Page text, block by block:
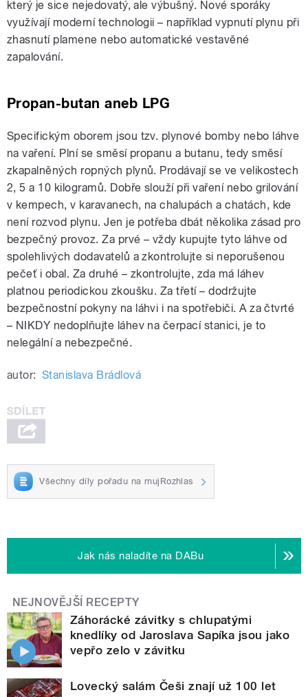
který je sice nejedovatý, ale výbušný. Nové sporáky
využívají moderní technologii – například vypnutí plynu při
zhasnutí plamene nebo automatické vestavěné
zapalování.
Propan-butan aneb LPG
Specifickým oborem jsou tzv. plynové bomby nebo láhve
na vaření. Plní se směsí propanu a butanu, tedy směsí
zkapalněných ropných plynů. Prodávají se ve velikostech
2, 5 a 10 kilogramů. Dobře slouží při vaření nebo grilování
v kempech, v karavanech, na chalupách a chatách, kde
není rozvod plynu. Jen je potřeba dbát několika zásad pro
bezpečný provoz. Za prvé – vždy kupujte tyto láhve od
spolehlivých dodavatelů a zkontrolujte si neporušenou
pečeť i obal. Za druhé – zkontrolujte, zda má láhev
platnou periodickou zkoušku. Za třetí – dodržujte
bezpečnostní pokyny na láhvi i na spotřebiči. A za čtvrté
– NIKDY nedoplňujte láhev na čerpací stanici, je to
nelegální a nebezpečné.
autor: Stanislava Brádlová
Všechny díly pořadu na mujRozhlas
Jak nás naladíte na DABu
NEJNOVĚJŠÍ RECEPTY
Záhorácké závitky s chlupatými
knedlíky od Jaroslava Sapíka jsou jako
vepřo zelo v závitku
Lovecký salám Češi znají už 100 let